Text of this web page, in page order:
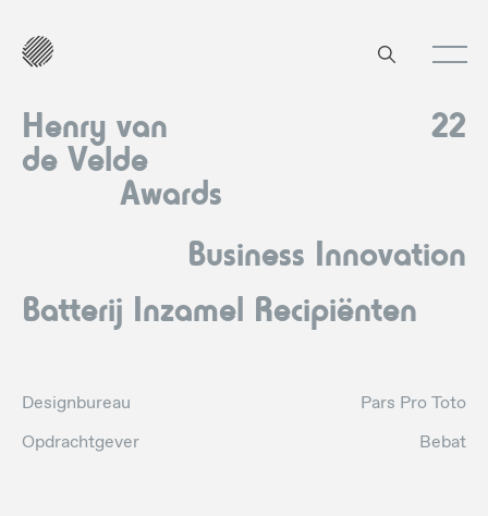
Henry van
de Velde
22
Awards
Business Innovation
Batterij Inzamel Recipiënten
Designbureau
Pars Pro Toto
Opdrachtgever
Bebat